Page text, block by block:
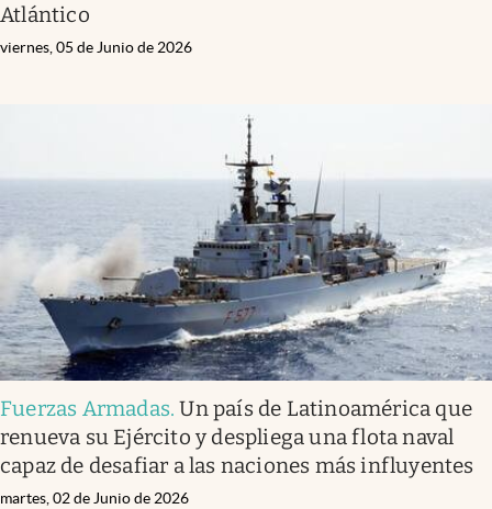
Atlántico
viernes, 05 de Junio de 2026
Fuerzas Armadas.Un país de Latinoamérica que
renueva su Ejército y despliega una flota naval
capaz de desafiar a las naciones más influyentes
martes, 02 de Junio de 2026